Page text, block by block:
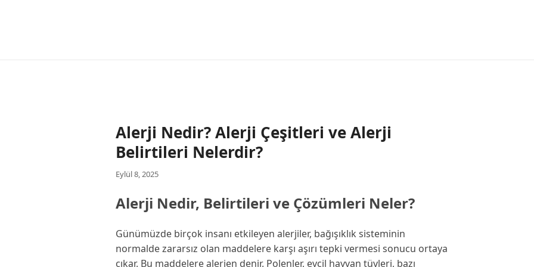
Alerji Nedir? Alerji Çeşitleri ve Alerji
Belirtileri Nelerdir?
Eylül 8, 2025
Alerji Nedir, Belirtileri ve Çözümleri Neler?
Günümüzde birçok insanı etkileyen alerjiler, bağışıklık sisteminin
normalde zararsız olan maddelere karşı aşırı tepki vermesi sonucu ortaya
çıkar. Bu maddelere alerjen denir. Polenler, evcil hayvan tüyleri, bazı